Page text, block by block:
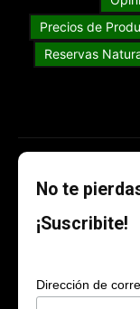
Precios de
Reservas
No te
¡Suscribite!
Dirección de